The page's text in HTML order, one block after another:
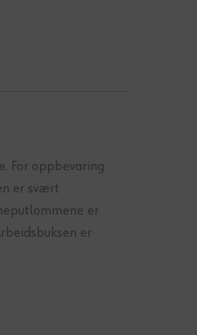
For oppbevaring
er svært
er
er